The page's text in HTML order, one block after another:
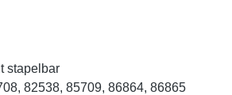
stapelbar
82538, 85709, 86864, 86865